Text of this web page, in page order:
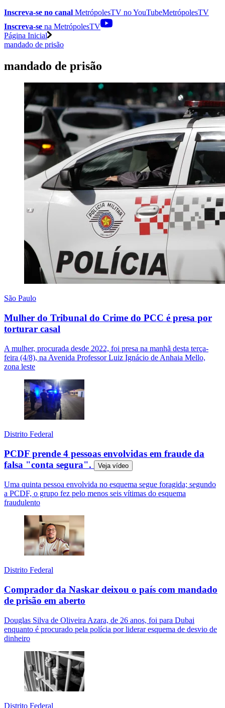
Inscreva-se no canal MetrópolesTV noYouTubeMetrópolesTV
Inscreva-se na MetrópolesTV
Página Inicial
mandado de prisão
mandado de prisão
São Paulo
Mulher do Tribunal do Crime do PCC é presa por
torturar casal
A mulher, procurada desde 2022, foi presa na manhã desta terça-
feira (4/8), na Avenida Professor Luiz Ignácio de Anhaia Mello,
zona leste
Distrito Federal
PCDF prende 4 pessoas envolvidas em fraude da
falsa "conta segura".
Veja vídeo
Uma quinta pessoa envolvida no esquema segue foragida; segundo
a PCDF, o grupo fez pelo menos seis vítimas do esquema
fraudulento
Distrito Federal
Comprador da Naskar deixou o país com mandado
de prisão em aberto
Douglas Silva de Oliveira Azara, de 26 anos, foi para Dubai
enquanto é procurado pela polícia por liderar esquema de desvio de
dinheiro
Distrito Federal